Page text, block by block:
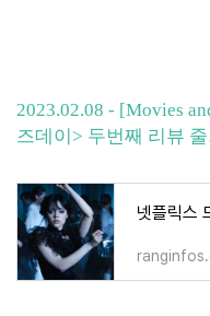
2023.02.08 - [Movies
즈데이> 두번째 리뷰